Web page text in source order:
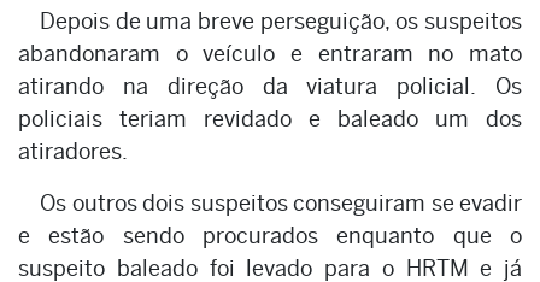
Depois de uma breve perseguição, os suspeitos
abandonaram o veículo e entraram no mato
atirando na direção da viatura policial. Os
policiais teriam revidado e baleado um dos
atiradores.
Os outros dois suspeitos conseguiram se evadir
e estão sendo procurados enquanto que o
suspeito baleado foi levado para o HRTM e já